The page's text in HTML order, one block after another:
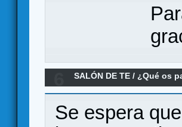
SALÓN DE TE / ¿Qué os
Se espera